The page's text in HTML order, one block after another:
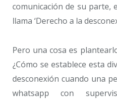
comunicación de su parte,
llama ‘Derecho a la
Pero una cosa es
¿Cómo se establece esta
desconexión cuando una
whatsapp con